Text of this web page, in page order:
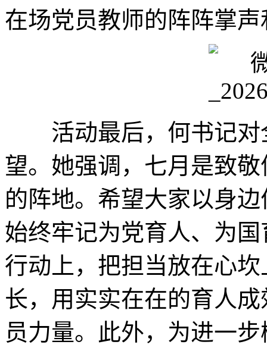
在场党员教师的阵阵掌
活动最后，何书记对
望。她强调，七月是致
的阵地。希望大家以身
始终牢记为党育人、为
行动上，把担当放在心
长，用实实在在的育人
员力量。此外，为进一